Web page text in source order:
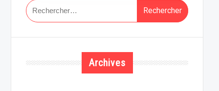
Rechercher :
Archives